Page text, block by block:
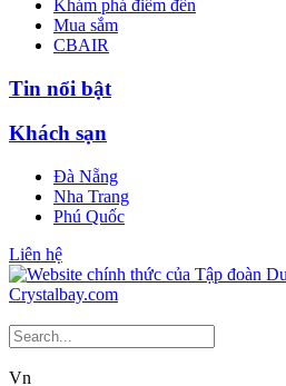
Khám phá điểm đến
Mua sắm
CBAIR
Tin nổi bật
Khách sạn
Đà Nẵng
Nha Trang
Phú Quốc
Liên hệ
Vn